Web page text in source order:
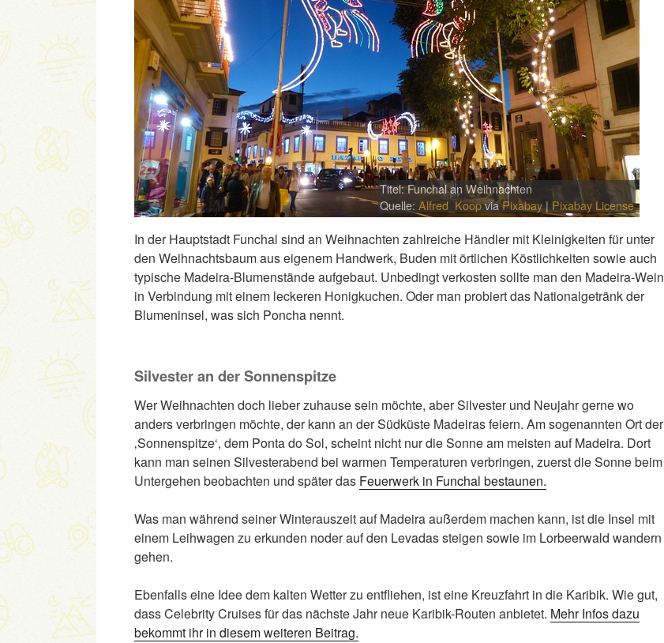
Titel: Funchal an Weihnachten
Quelle: Alfred_KoopviaPixabay| Pixabay License
In der Hauptstadt Funchal sind an Weihnachten zahlreiche Händler mit Kleinigkeiten für unter
den Weihnachtsbaum aus eigenem Handwerk, Buden mit örtlichen Köstlichkeiten sowie auch
typische Madeira-Blumenstände aufgebaut. Unbedingt verkosten sollte man den Madeira-Wein
in Verbindung mit einem leckeren Honigkuchen. Oder man probiert das Nationalgetränk der
Blumeninsel, was sich Poncha nennt.
Silvester an der Sonnenspitze
Wer Weihnachten doch lieber zuhause sein möchte, aber Silvester und Neujahr gerne wo
anders verbringen möchte, der kann an der Südküste Madeiras feiern. Am sogenannten Ort der
‚Sonnenspitze‘, dem Ponta do Sol, scheint nicht nur die Sonne am meisten auf Madeira. Dort
kann man seinen Silvesterabend bei warmen Temperaturen verbringen, zuerst die Sonne beim
Untergehen beobachten und später das Feuerwerk in Funchal bestaunen.
Was man während seiner Winterauszeit auf Madeira außerdem machen kann, ist die Insel mit
einem Leihwagen zu erkunden noder auf den Levadas steigen sowie im Lorbeerwald wandern
gehen.
Ebenfalls eine Idee dem kalten Wetter zu entfliehen, ist eine Kreuzfahrt in die Karibik. Wie gut,
dass Celebrity Cruises für das nächste Jahr neue Karibik-Routen anbietet. Mehr Infos dazu
bekommt ihr in diesem weiteren Beitrag.